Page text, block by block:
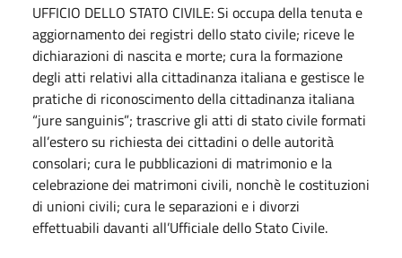
UFFICIO DELLO STATO CIVILE:Si occupa della tenuta e
aggiornamento dei registri dello stato civile; riceve le
dichiarazioni di nascita e morte; cura la formazione
degli atti relativi alla cittadinanza italiana e gestisce le
pratiche di riconoscimento della cittadinanza italiana
“jure sanguinis”; trascrive gli atti di stato civile formati
all’estero su richiesta dei cittadini o delle autorità
consolari; cura le pubblicazioni di matrimonio e la
celebrazione dei matrimoni civili, nonchè le costituzioni
di unioni civili; cura le separazioni e i divorzi
effettuabili davanti all’Ufficiale dello Stato Civile.